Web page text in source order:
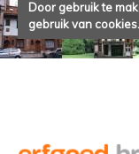
Door gebruik te
gebruik van cookies.